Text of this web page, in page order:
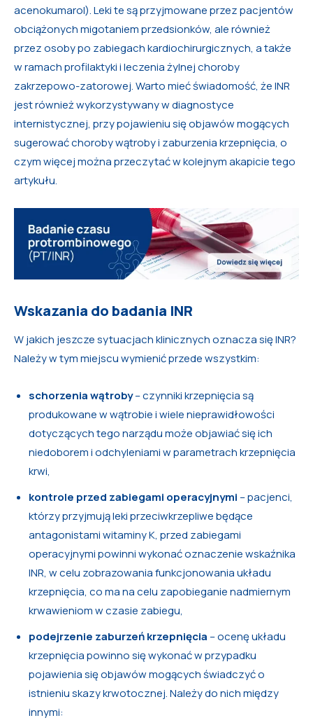
acenokumarol). Leki te są przyjmowane przez pacjentów
obciążonych migotaniem przedsionków, ale również
przez osoby po zabiegach kardiochirurgicznych, a także
w ramach profilaktyki i leczenia żylnej choroby
zakrzepowo-zatorowej. Warto mieć świadomość, że INR
jest również wykorzystywany w diagnostyce
internistycznej, przy pojawieniu się objawów mogących
sugerować choroby wątroby i zaburzenia krzepnięcia, o
czym więcej można przeczytać w kolejnym akapicie tego
artykułu.
Wskazania do badania INR
W jakich jeszcze sytuacjach klinicznych oznacza się INR?
Należy w tym miejscu wymienić przede wszystkim:
schorzenia wątroby– czynniki krzepnięcia są
produkowane w wątrobie i wiele nieprawidłowości
dotyczących tego narządu może objawiać się ich
niedoborem i odchyleniami w parametrach krzepnięcia
krwi,
kontrole przed zabiegami operacyjnymi – pacjenci,
którzy przyjmują leki przeciwkrzepliwe będące
antagonistami witaminy K, przed zabiegami
operacyjnymi powinni wykonać oznaczenie wskaźnika
INR, w celu zobrazowania funkcjonowania układu
krzepnięcia, co ma na celu zapobieganie nadmiernym
krwawieniom w czasie zabiegu,
podejrzenie zaburzeń krzepnięcia – ocenę układu
krzepnięcia powinno się wykonać w przypadku
pojawienia się objawów mogących świadczyć o
istnieniu skazy krwotocznej. Należy do nich między
innymi: